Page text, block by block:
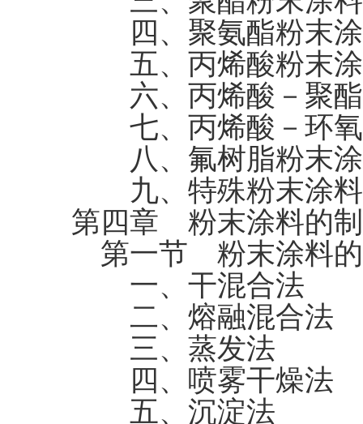
四、聚氨酯粉末
五、丙烯酸粉末
六、丙烯酸－聚酯
七、丙烯酸－环氧
八、氟树脂粉末
九、特殊粉末涂料
第四章 粉末涂料的
第一节 粉末涂料的
一、干混合法
二、熔融混合法
三、蒸发法
四、喷雾干燥法
五、沉淀法